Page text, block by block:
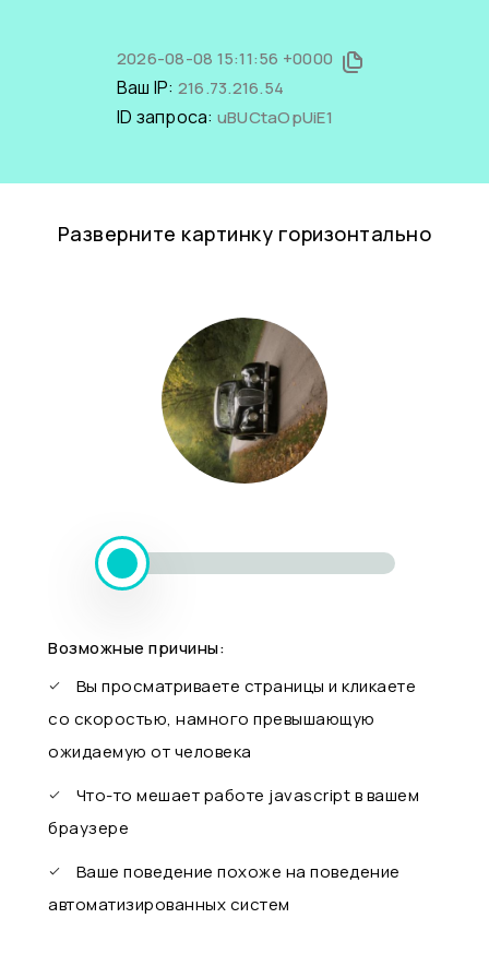
2026-08-08 15:11:56 +0000
Ваш IP: 216.73.216.54
ID запроса: uBUCtaOpUiE1
Разверните картинку горизонтально
Возможные причины:
Вы просматриваете страницы и кликаете
со скоростью, намного превышающую
ожидаемую от человека
Что-то мешает работе javascript в вашем
браузере
Ваше поведение похоже на поведение
автоматизированных систем